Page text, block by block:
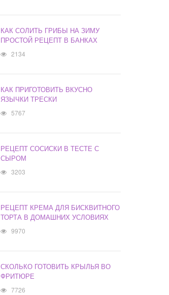
КАК СОЛИТЬ ГРИБЫ НА ЗИМУ
ПРОСТОЙ РЕЦЕПТ В БАНКАХ
2134
КАК ПРИГОТОВИТЬ ВКУСНО
ЯЗЫЧКИ ТРЕСКИ
5767
РЕЦЕПТ СОСИСКИ В ТЕСТЕ С
СЫРОМ
3203
РЕЦЕПТ КРЕМА ДЛЯ БИСКВИТНОГО
ТОРТА В ДОМАШНИХ УСЛОВИЯХ
9970
СКОЛЬКО ГОТОВИТЬ КРЫЛЬЯ ВО
ФРИТЮРЕ
7726